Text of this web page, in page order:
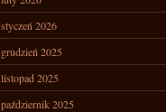
styczeń 2026
grudzień 2025
listopad 2025
październik 2025